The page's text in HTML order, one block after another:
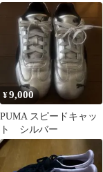
¥9,000
PUMA スピードキャッ
ト シルバー